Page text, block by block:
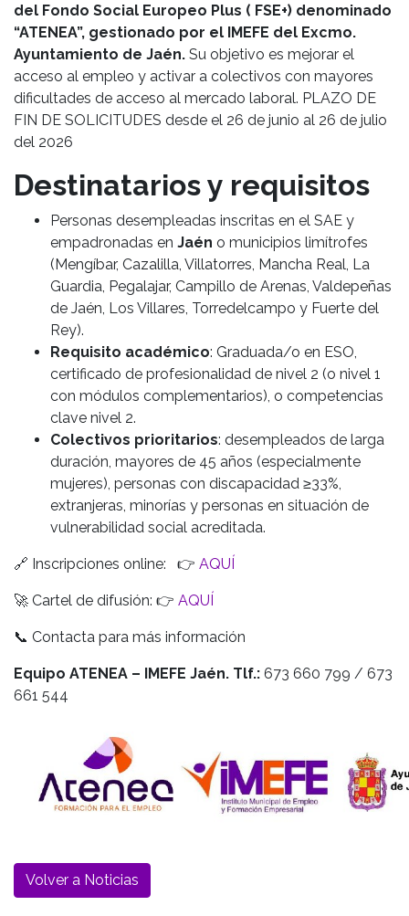
del Fondo Social Europeo Plus ( FSE+) denominado
“ATENEA”, gestionado por el IMEFE del Excmo.
Ayuntamiento de Jaén. Su objetivo es mejorar el
acceso al empleo y activar a colectivos con mayores
dificultades de acceso al mercado laboral. PLAZO DE
FIN DE SOLICITUDES desde el 26 de junio al 26 de julio
del 2026
Destinatarios y requisitos
Personas desempleadas inscritas en el SAE y
empadronadas en Jaén o municipios limítrofes
(Mengíbar, Cazalilla, Villatorres, Mancha Real, La
Guardia, Pegalajar, Campillo de Arenas, Valdepeñas
de Jaén, Los Villares, Torredelcampo y Fuerte del
Rey).
Requisito académico: Graduada/o en ESO,
certificado de profesionalidad de nivel 2 (o nivel 1
con módulos complementarios), o competencias
clave nivel 2.
Colectivos prioritarios: desempleados de larga
duración, mayores de 45 años (especialmente
mujeres), personas con discapacidad ≥33%,
extranjeras, minorías y personas en situación de
vulnerabilidad social acreditada.
🔗 Inscripciones online: 👉 AQUÍ
🚀 Cartel de difusión: 👉 AQUÍ
📞 Contacta para más información
Equipo ATENEA – IMEFE Jaén. Tlf.: 673 660 799 / 673
661 544
Volver a Noticias